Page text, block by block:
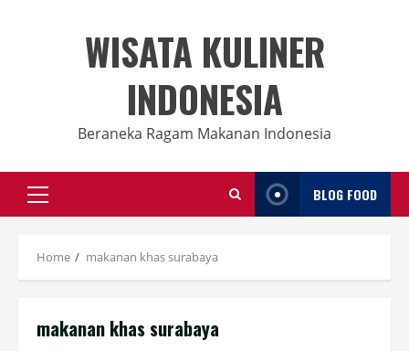
WISATA KULINER
INDONESIA
Beraneka Ragam Makanan Indonesia
Primary
Menu
BLOG FOOD
Home makanan khas surabaya
makanan khas surabaya